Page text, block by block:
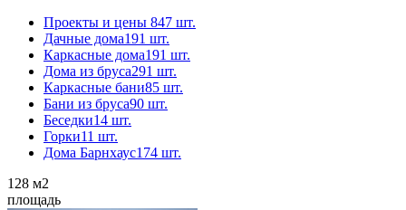
Проекты и цены 847 шт.
Дачные дома191 шт.
Каркасные дома191 шт.
Дома из бруса291 шт.
Каркасные бани85 шт.
Бани из бруса90 шт.
Беседки14 шт.
Горки11 шт.
Дома Барнхаус174 шт.
128 м2
площадь